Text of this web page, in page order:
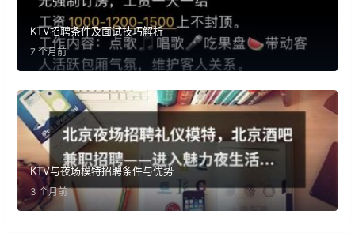
KTV招聘条件及面试技巧解析
7 个月前
KTV与夜场模特招聘条件与优势
3 个月前